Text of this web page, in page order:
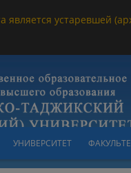
является устаревшей
УНИВЕРСИТЕТ